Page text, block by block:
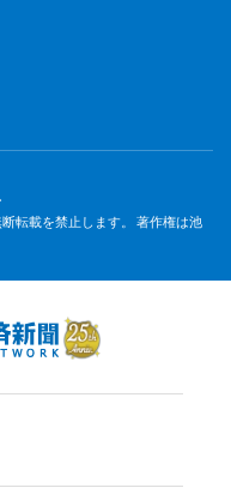
転載を禁止します。 著作権は池